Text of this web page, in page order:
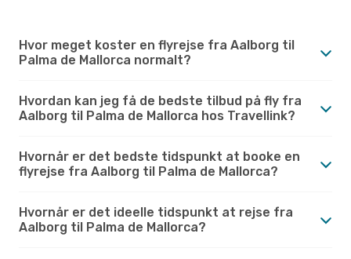
Hvor meget koster en flyrejse fra Aalborg til
Palma de Mallorca normalt?
Hvordan kan jeg få de bedste tilbud på fly fra
Aalborg til Palma de Mallorca hos Travellink?
Hvornår er det bedste tidspunkt at booke en
flyrejse fra Aalborg til Palma de Mallorca?
Hvornår er det ideelle tidspunkt at rejse fra
Aalborg til Palma de Mallorca?